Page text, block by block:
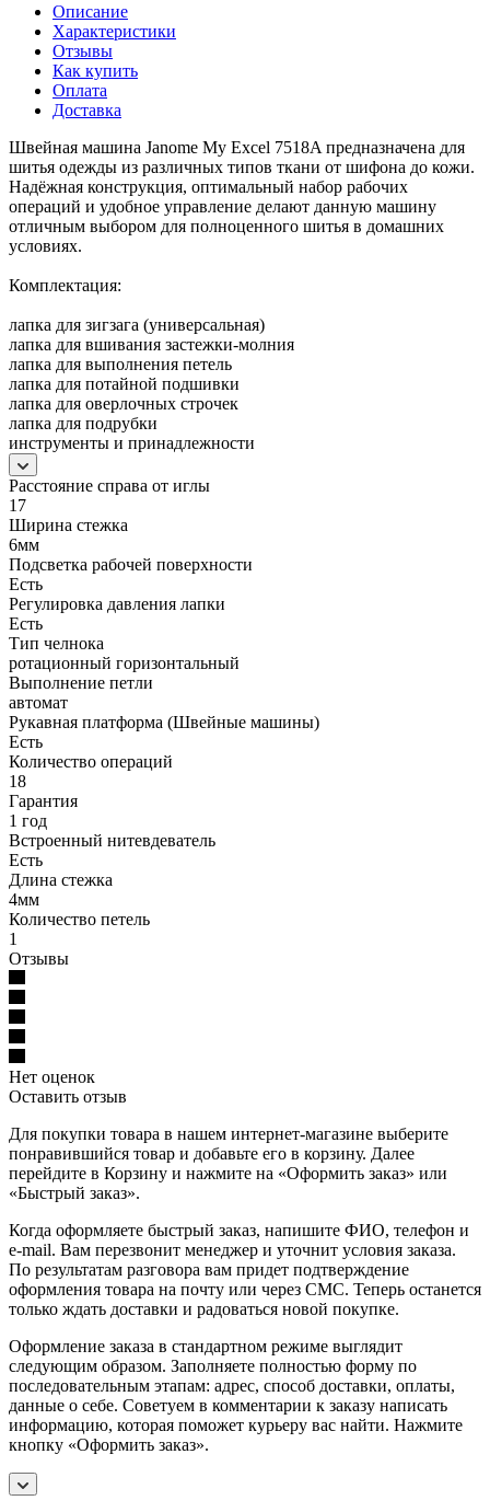
Описание
Характеристики
Отзывы
Как купить
Оплата
Доставка
Швейная машина Janome My Excel 7518A предназначена для
шитья одежды из различных типов ткани от шифона до кожи.
Надёжная конструкция, оптимальный набор рабочих
операций и удобное управление делают данную машину
отличным выбором для полноценного шитья в домашних
условиях.
Комплектация:
лапка для зигзага (универсальная)
лапка для вшивания застежки-молния
лапка для выполнения петель
лапка для потайной подшивки
лапка для оверлочных строчек
лапка для подрубки
инструменты и принадлежности
Расстояние справа от иглы
17
Ширина стежка
6мм
Подсветка рабочей поверхности
Есть
Регулировка давления лапки
Есть
Тип челнока
ротационный горизонтальный
Выполнение петли
автомат
Рукавная платформа (Швейные машины)
Есть
Количество операций
18
Гарантия
1 год
Встроенный нитевдеватель
Есть
Длина стежка
4мм
Количество петель
1
Отзывы
Нет оценок
Оставить отзыв
Для покупки товара в нашем интернет-магазине выберите
понравившийся товар и добавьте его в корзину. Далее
перейдите в Корзину и нажмите на «Оформить заказ» или
«Быстрый заказ».
Когда оформляете быстрый заказ, напишите ФИО, телефон и
e-mail. Вам перезвонит менеджер и уточнит условия заказа.
По результатам разговора вам придет подтверждение
оформления товара на почту или через СМС. Теперь останется
только ждать доставки и радоваться новой покупке.
Оформление заказа в стандартном режиме выглядит
следующим образом. Заполняете полностью форму по
последовательным этапам: адрес, способ доставки, оплаты,
данные о себе. Советуем в комментарии к заказу написать
информацию, которая поможет курьеру вас найти. Нажмите
кнопку «Оформить заказ».